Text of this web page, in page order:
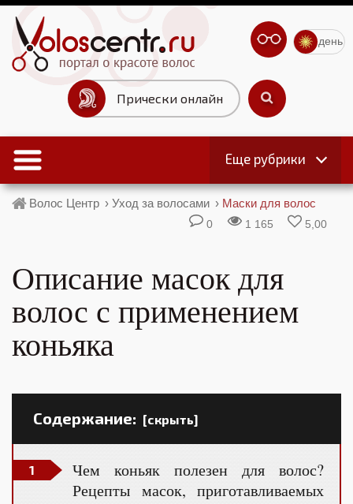
Прически онлайн
день
Еще рубрики
Волос Центр › Уход за волосами › Маски для волос
0 1 165 5,00
Описание масок для
волос с применением
коньяка
Содержание: [скрыть]
Чем коньяк полезен для волос?
Рецепты масок, приготавливаемых